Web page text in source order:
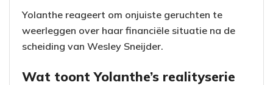
Yolanthe reageert om onjuiste geruchten te
weerleggen over haar financiële situatie na de
scheiding van Wesley Sneijder.
Wat toont Yolanthe’s realityserie